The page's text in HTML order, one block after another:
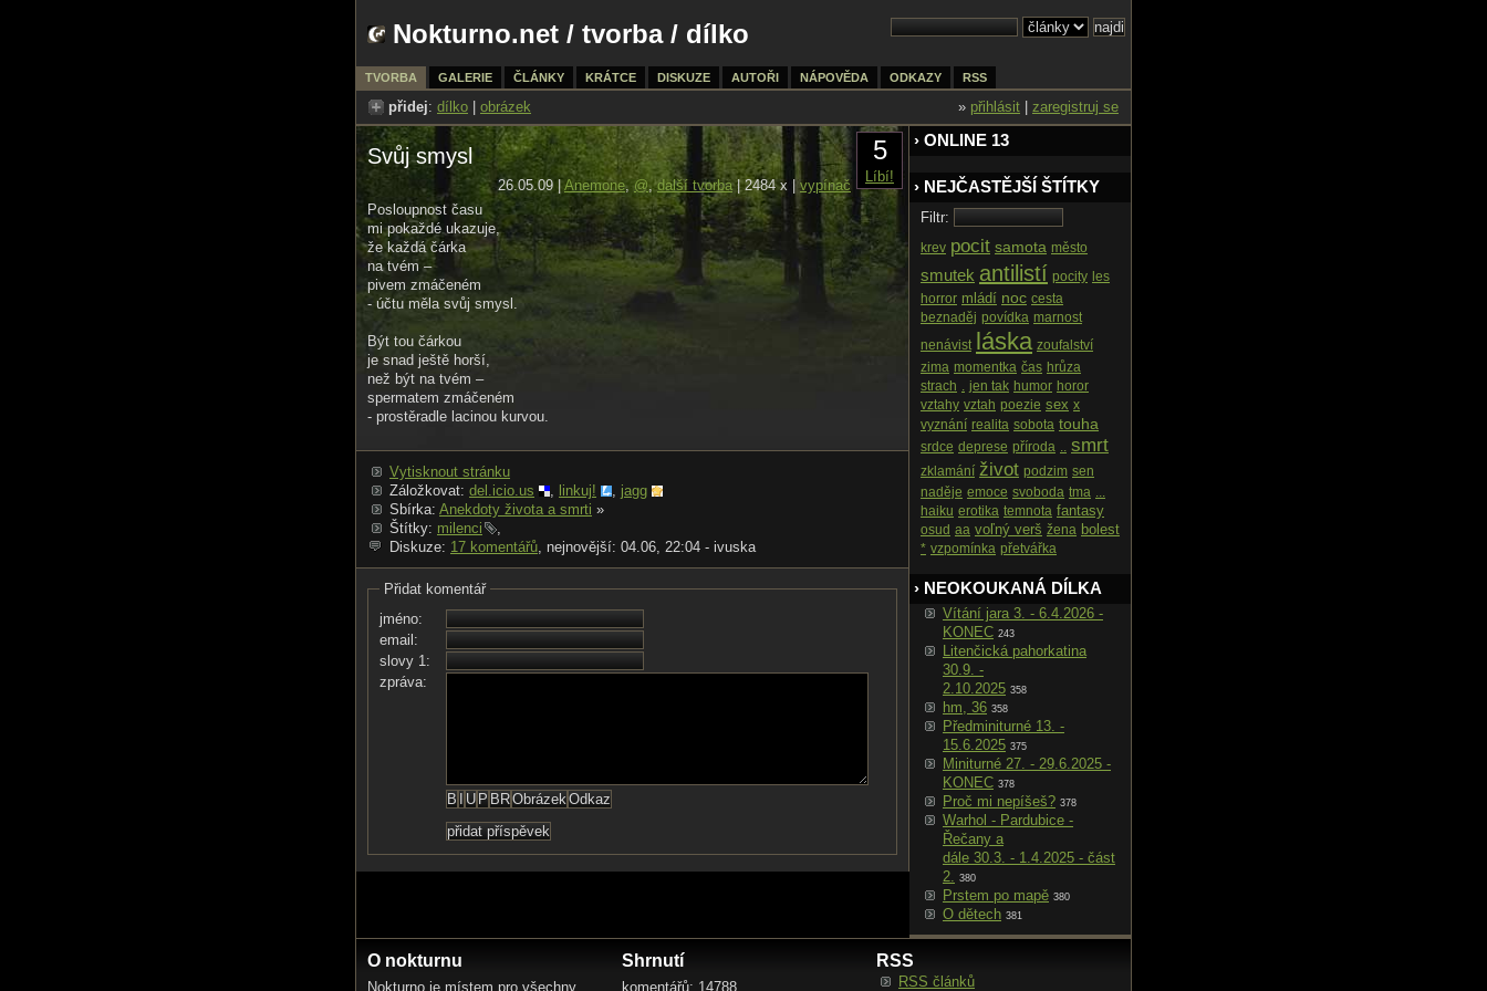
Nokturno.net / tvorba/ dílko
TVORBA GALERIE ČLÁNKY KRÁTCE DISKUZE AUTOŘI NÁPOVĚDA ODKAZY RSS
přidej: dílko obrázek » přihlásit zaregistruj se
5
Líbí!
Svůj smysl
26.05.09 | Anemone, @,další tvorba| 2484 x |vypínač
Posloupnost času
mi pokaždé ukazuje,
že každá čárka
na tvém –
pivem zmáčeném
- účtu měla svůj smysl.
Být tou čárkou
je snad ještě horší,
než být na tvém –
spermatem zmáčeném
- prostěradle lacinou kurvou.
Vytisknout stránku
Záložkovat: del.icio.us , linkuj! , jagg
Sbírka: Anekdoty života a smrti »
Štítky: milenci
,
Diskuze: 17 komentářů, nejnovější: 04.06, 22:04 - ivuska
Přidat komentář
jméno:
email:
slovy 1:
zpráva:
› ONLINE 13
› NEJČASTĚJŠÍ ŠTÍTKY
Filtr:
krev pocit samota město
smutek antilistí pocity les
horror mládí noc cesta
beznaděj povídka marnost
nenávist láska zoufalství
zima momentka čas hrůza
strach . jen tak humor horor
vztahy vztah poezie sex x
vyznání realita sobota touha
srdce deprese příroda .. smrt
zklamání život podzim sen
naděje emoce svoboda tma ...
haiku erotika temnota fantasy
osud aa voľný verš žena bolest
* vzpomínka přetvářka
› NEOKOUKANÁ DÍLKA
Vítání jara 3. - 6.4.2026 -
KONEC 243
Litenčická pahorkatina
30.9. -
2.10.2025 358
hm, 36 358
Předminiturné 13. -
15.6.2025 375
Miniturné 27. - 29.6.2025 -
KONEC 378
Proč mi nepíšeš? 378
Warhol - Pardubice -
Řečany a
dále 30.3. - 1.4.2025 - část
2. 380
Prstem po mapě 380
O dětech 381
O nokturnu
Nokturno je místem pro všechny
Shrnutí
komentářů: 14788
RSS
RSS článků